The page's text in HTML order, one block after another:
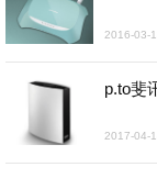
2016-03-
p.to斐
2017-04-